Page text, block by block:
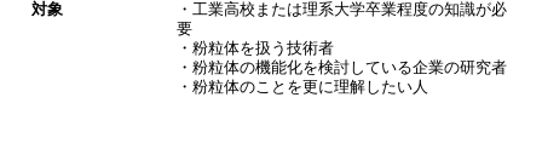
対象
・工業高校または理系大学卒業程度の知識が必
要
・粉粒体を扱う技術者
・粉粒体の機能化を検討している企業の研究者
・粉粒体のことを更に理解したい人